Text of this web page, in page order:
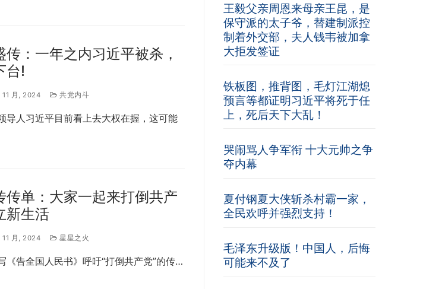
传：一年之内习近平被杀，
台!
11 月, 2024 共党内斗
导人习近平目前看上去大权在握，这可能
传单：大家一起来打倒共产
新生活
11 月, 2024 星星之火
《告全国人民书》呼吁“打倒共产党”的传…
王毅父亲周恩来母亲王昆，是
保守派的太子爷，替建制派控
制着外交部，夫人钱韦被加拿
大拒发签证
铁板图，推背图，毛灯江湖熄
预言等都证明习近平将死于任
上，死后天下大乱！
哭闹骂人争军衔 十大元帅之争
夺内幕
夏付钢夏大侠斩杀村霸一家，
全民欢呼并强烈支持！
毛泽东升级版！中国人，后悔
可能来不及了